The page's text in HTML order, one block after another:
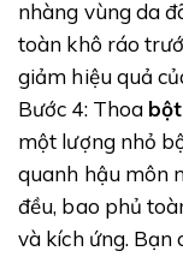
nhàng vùng da
toàn khô ráo
giảm hiệu quả
Bước 4: Thoa
một lượng nhỏ
quanh hậu môn
đều, bao phủ
và kích ứng. Bạn